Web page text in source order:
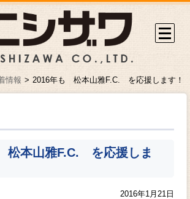
情報 2016年も 松本山雅F.C. を応援します！
本山雅F.C. を応援しま
2016年1月21日